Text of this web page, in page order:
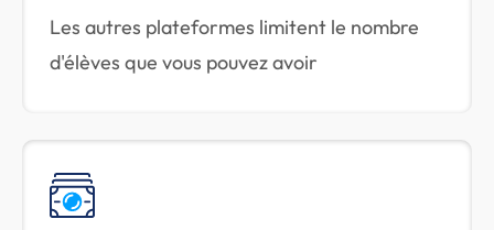
Les autres plateformes limitent le nombre
d'élèves que vous pouvez avoir